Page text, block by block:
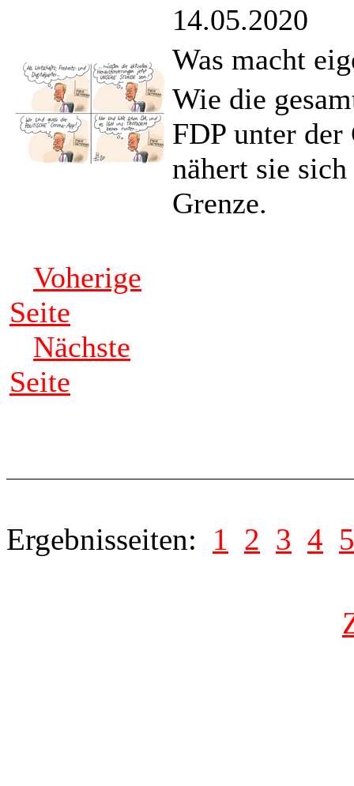
14.05.2020
Was macht
Wie die
FDP unter
nähert sie
Grenze.
Voherige
Seite
Nächste
Seite
Ergebnisseiten: 1 2 3 4 5